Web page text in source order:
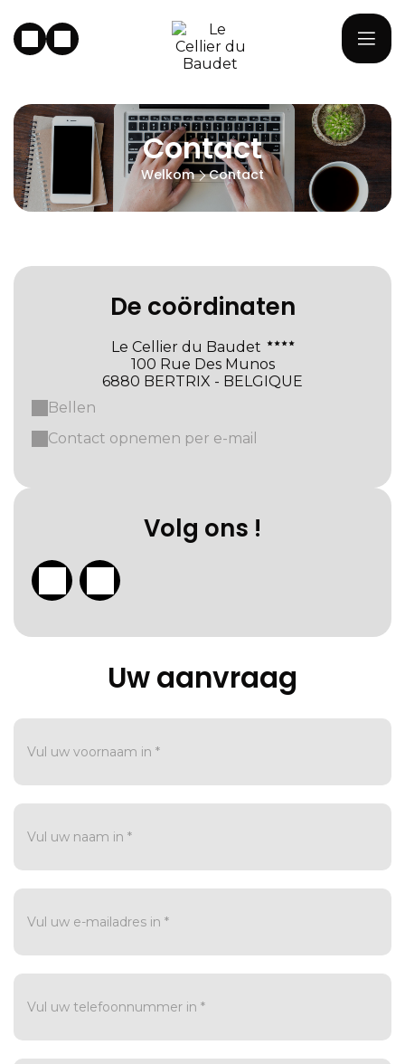
Contact
Welkom Contact
Uw aanvraag
De coördinaten
Le Cellier du Baudet
100 Rue Des Munos
6880 BERTRIX - BELGIQUE
Bellen
Contact opnemen per e-mail
Volg ons !